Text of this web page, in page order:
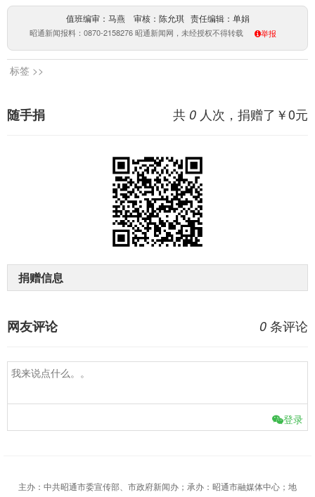
值班编审：马燕 审核：陈允琪 责任编辑：单娟
昭通新闻报料：0870-2158276 昭通新闻网，未经授权不得转载 举报
标签 >>
共 0 人次，捐赠了￥0元
随手捐
捐赠信息
0 条评论
网友评论
登录
主办：中共昭通市委宣传部、市政府新闻办；承办：昭通市融媒体中心；地